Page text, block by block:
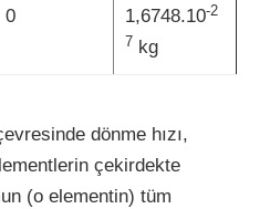
0 1,6748.10-2
7 kg
dönme hızı,
çekirdekte
(o elementin) tüm